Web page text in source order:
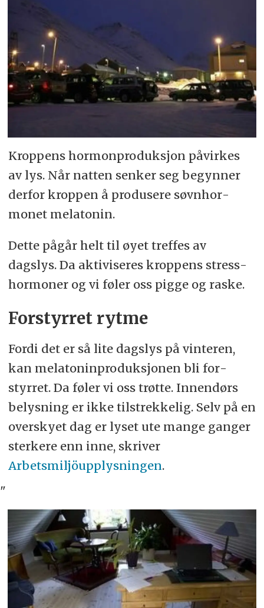
Kroppens hormon­pro­duksjon påvirkes
av lys. Når natten senker seg begyn­ner
derfor krop­pen å produsere søvn­hor­
monet mela­tonin.
Dette pågår helt til øyet treffes av
dagslys. Da aktivi­seres kroppens stress­
hormoner og vi føler oss pigge og raske.
Forstyrret rytme
Fordi det er så lite dagslys på vinteren,
kan melatonin­produksjonen bli for­
styrret. Da føler vi oss trøtte. Innen­dørs
belysning er ikke til­strek­kelig. Selv på en
over­skyet dag er lyset ute mange ganger
sterkere enn inne, skriver
Arbetsmiljöupplysningen.
"